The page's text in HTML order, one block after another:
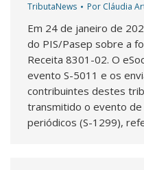
TributaNews Por Cláudia
Em 24 de janeiro de
do PIS/Pasep sobre a
Receita 8301-02. O
evento S-5011 e os
contribuintes destes
transmitido o evento
periódicos (S-1299),